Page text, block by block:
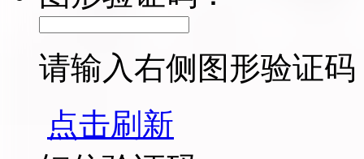
请输入右侧图形验证码
点击刷新